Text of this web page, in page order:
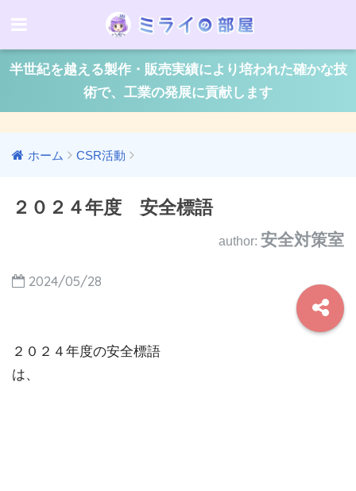
半世紀を越える製作・販売実績により培われた確かな技
術で、工業の発展に貢献します
ホーム CSR活動
２０２４年度 安全標語
author: 安全対策室
2024/05/28
２０２４年度の安全標語
は、